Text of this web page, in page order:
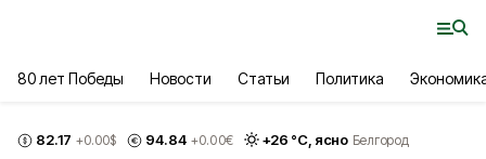
80 лет Победы Новости Статьи Политика
82.17 +0.00$ 94.84 +0.00€ +26 °С, ясно Белгород